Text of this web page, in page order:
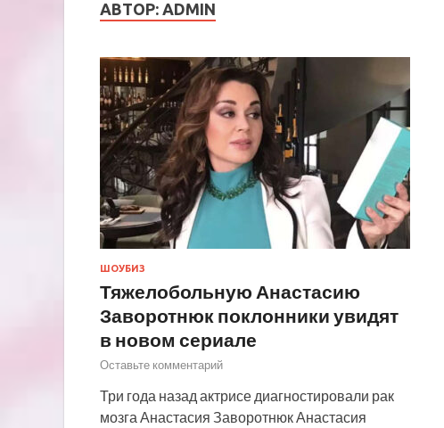
АВТОР: ADMIN
ШОУБИЗ
Тяжелобольную Анастасию
Заворотнюк поклонники увидят
в новом сериале
Оставьте комментарий
Три года назад актрисе диагностировали рак
мозга Анастасия Заворотнюк Анастасия